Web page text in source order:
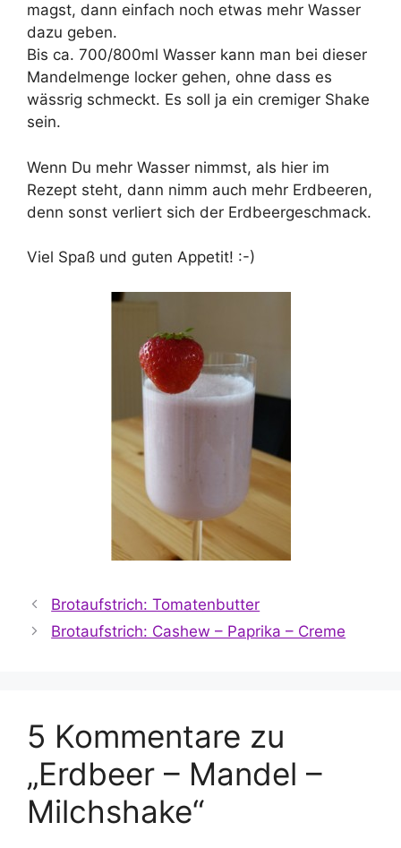
magst, dann einfach noch etwas mehr Wasser
dazu geben.
Bis ca. 700/800ml Wasser kann man bei dieser
Mandelmenge locker gehen, ohne dass es
wässrig schmeckt. Es soll ja ein cremiger Shake
sein.
Wenn Du mehr Wasser nimmst, als hier im
Rezept steht, dann nimm auch mehr Erdbeeren,
denn sonst verliert sich der Erdbeergeschmack.
Viel Spaß und guten Appetit! :-)
Brotaufstrich: Tomatenbutter
Brotaufstrich: Cashew – Paprika – Creme
5 Kommentare zu
„Erdbeer – Mandel –
Milchshake“